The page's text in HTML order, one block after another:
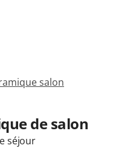
salon
de salon
séjour